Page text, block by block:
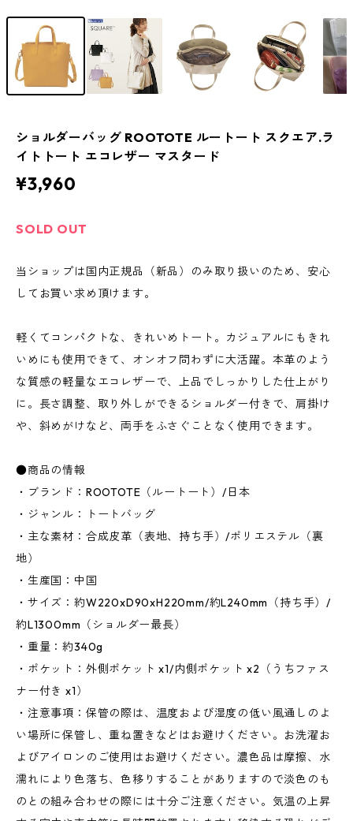
ショルダーバッグ ROOTOTE ルートート スクエア.ラ
イトトート エコレザー マスタード
¥3,960
SOLD OUT
当ショップは国内正規品（新品）のみ取り扱いのため、安心
してお買い求め頂けます。
軽くてコンパクトな、きれいめトート。カジュアルにもきれ
いめにも使用できて、オンオフ問わずに大活躍。本革のよう
な質感の軽量なエコレザーで、上品でしっかりした仕上がり
に。長さ調整、取り外しができるショルダー付きで、肩掛け
や、斜めがけなど、両手をふさぐことなく使用できます。
●商品の情報
・ブランド：ROOTOTE（ルートート）/日本
・ジャンル：トートバッグ
・主な素材：合成皮革（表地、持ち手）/ポリエステル（裏
地）
・生産国：中国
・サイズ：約W220xD90xH220mm/約L240mm（持ち手）/
約L1300mm（ショルダー最長）
・重量：約340g
・ポケット：外側ポケット x1/内側ポケット x2（うちファス
ナー付き x1）
・注意事項：保管の際は、温度および湿度の低い風通しのよ
い場所に保管し、重ね置きなどはお避けください。お洗濯お
よびアイロンのご使用はお避けください。濃色品は摩擦、水
濡れにより色落ち、色移りすることがありますので淡色のも
のとの組み合わせの際には十分ご注意ください。気温の上昇